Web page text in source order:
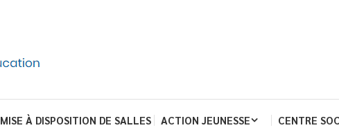
MISE À DISPOSITION DE SALLES ACTION JEUNESSE CENTRE